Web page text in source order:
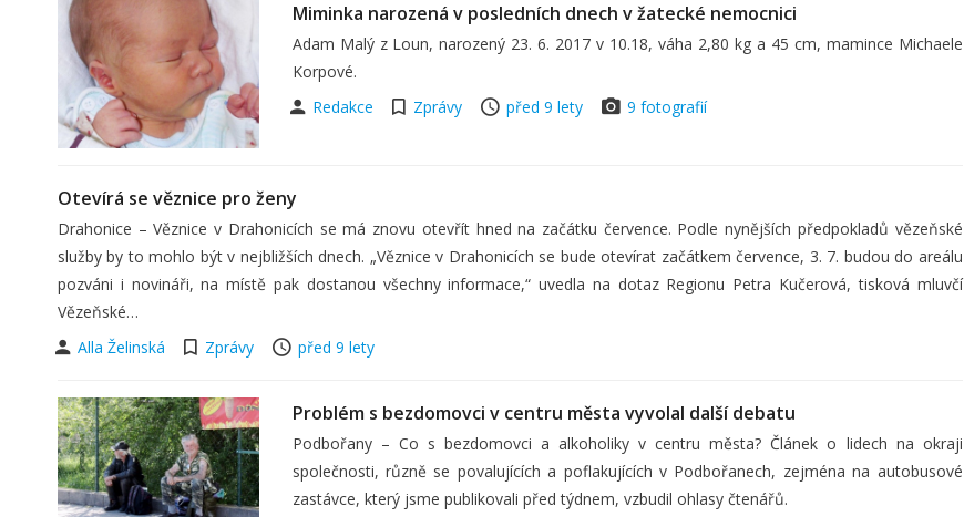
Miminka narozená v posledních dnech v žatecké nemocnici
Adam Malý z Loun, narozený 23. 6. 2017 v 10.18, váha 2,80 kg a 45 cm, mamince Michaele
Korpové.
Redakce
Zprávy před 9 lety 9 fotografií
Otevírá se věznice pro ženy
Drahonice – Věznice v Drahonicích se má znovu otevřít hned na začátku července. Podle nynějších předpokladů vězeňské
služby by to mohlo být v nejbližších dnech. „Věznice v Drahonicích se bude otevírat začátkem července, 3. 7. budou do areálu
pozváni i novináři, na místě pak dostanou všechny informace,“ uvedla na dotaz Regionu Petra Kučerová, tisková mluvčí
Vězeňské…
Alla Želinská
Zprávy před 9 lety
Problém s bezdomovci v centru města vyvolal další debatu
Podbořany – Co s bezdomovci a alkoholiky v centru města? Článek o lidech na okraji
společnosti, různě se povalujících a poflakujících v Podbořanech, zejména na autobusové
zastávce, který jsme publikovali před týdnem, vzbudil ohlasy čtenářů.